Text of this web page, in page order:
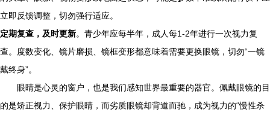
立即反馈调整，切勿强行适应。
定期复查，及时更新。青少年应每半年，成人每1-2年进行一次视力复
查。度数变化、镜片磨损、镜框变形都意味着需要更换眼镜，切勿“一镜
戴终身”。
眼睛是心灵的窗户，也是我们感知世界最重要的器官。佩戴眼镜的目
的是矫正视力、保护眼睛，而劣质眼镜却背道而驰，成为视力的“慢性杀